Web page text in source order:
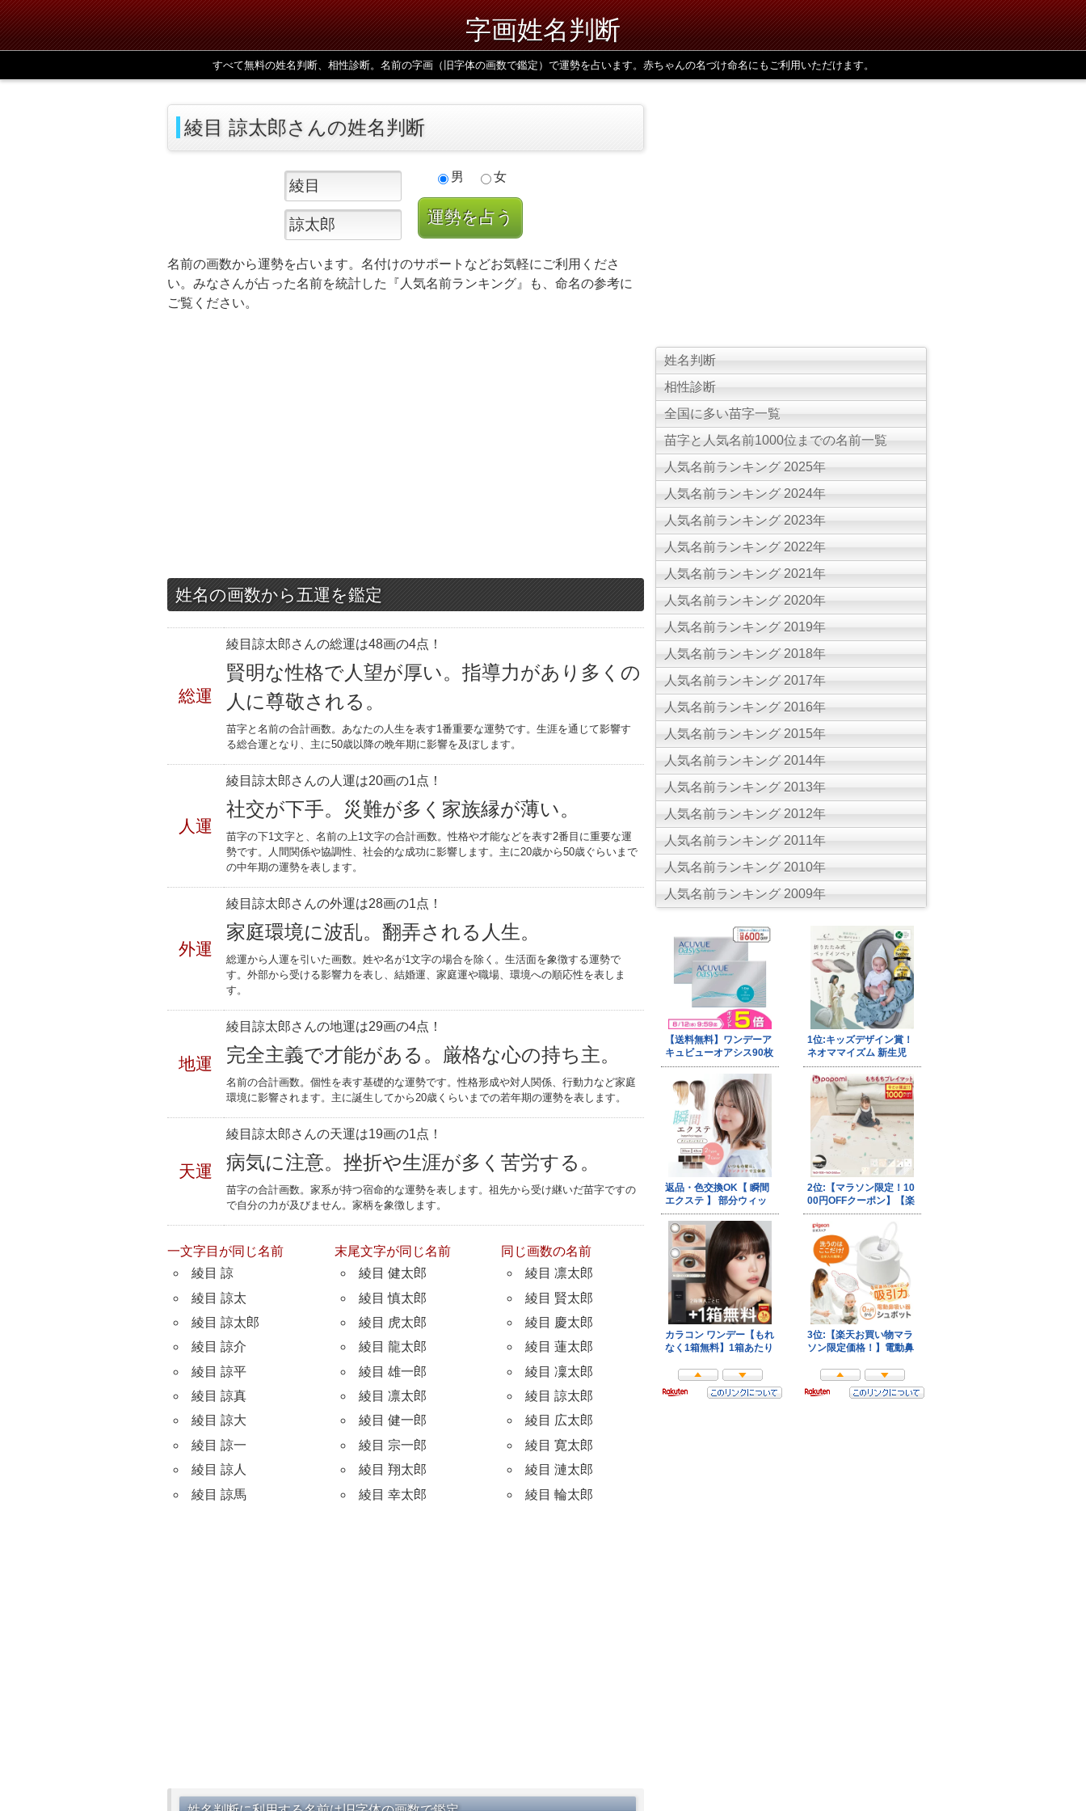
字画姓名判断
すべて無料の姓名判断、相性診断。名前の字画（旧字体の画数で鑑定）で運勢を占います。赤ちゃんの名づけ命名にもご利用いただけます。
綾目 諒太郎さんの姓名判断
男 女
名前の画数から運勢を占います。名付けのサポートなどお気軽にご利用くださ
い。みなさんが占った名前を統計した『人気名前ランキング』も、命名の参考に
ご覧ください。
姓名の画数から五運を鑑定
総運
綾目諒太郎さんの総運は48画の4点！
賢明な性格で人望が厚い。指導力があり多くの
人に尊敬される。
苗字と名前の合計画数。あなたの人生を表す1番重要な運勢です。生涯を通じて影響す
る総合運となり、主に50歳以降の晩年期に影響を及ぼします。
人運
綾目諒太郎さんの人運は20画の1点！
社交が下手。災難が多く家族縁が薄い。
苗字の下1文字と、名前の上1文字の合計画数。性格や才能などを表す2番目に重要な運
勢です。人間関係や協調性、社会的な成功に影響します。主に20歳から50歳ぐらいまで
の中年期の運勢を表します。
外運
綾目諒太郎さんの外運は28画の1点！
家庭環境に波乱。翻弄される人生。
総運から人運を引いた画数。姓や名が1文字の場合を除く。生活面を象徴する運勢で
す。外部から受ける影響力を表し、結婚運、家庭運や職場、環境への順応性を表しま
す。
地運
綾目諒太郎さんの地運は29画の4点！
完全主義で才能がある。厳格な心の持ち主。
名前の合計画数。個性を表す基礎的な運勢です。性格形成や対人関係、行動力など家庭
環境に影響されます。主に誕生してから20歳くらいまでの若年期の運勢を表します。
天運
綾目諒太郎さんの天運は19画の1点！
病気に注意。挫折や生涯が多く苦労する。
苗字の合計画数。家系が持つ宿命的な運勢を表します。祖先から受け継いだ苗字ですの
で自分の力が及びません。家柄を象徴します。
一文字目が同じ名前
綾目 諒
綾目 諒太
綾目 諒太郎
綾目 諒介
綾目 諒平
綾目 諒真
綾目 諒大
綾目 諒一
綾目 諒人
綾目 諒馬
末尾文字が同じ名前
綾目 健太郎
綾目 慎太郎
綾目 虎太郎
綾目 龍太郎
綾目 雄一郎
綾目 凛太郎
綾目 健一郎
綾目 宗一郎
綾目 翔太郎
綾目 幸太郎
同じ画数の名前
綾目 凛太郎
綾目 賢太郎
綾目 慶太郎
綾目 蓮太郎
綾目 凜太郎
綾目 諒太郎
綾目 広太郎
綾目 寛太郎
綾目 漣太郎
綾目 輪太郎
姓名判断
相性診断
全国に多い苗字一覧
苗字と人気名前1000位までの名前一覧
人気名前ランキング 2025年
人気名前ランキング 2024年
人気名前ランキング 2023年
人気名前ランキング 2022年
人気名前ランキング 2021年
人気名前ランキング 2020年
人気名前ランキング 2019年
人気名前ランキング 2018年
人気名前ランキング 2017年
人気名前ランキング 2016年
人気名前ランキング 2015年
人気名前ランキング 2014年
人気名前ランキング 2013年
人気名前ランキング 2012年
人気名前ランキング 2011年
人気名前ランキング 2010年
人気名前ランキング 2009年